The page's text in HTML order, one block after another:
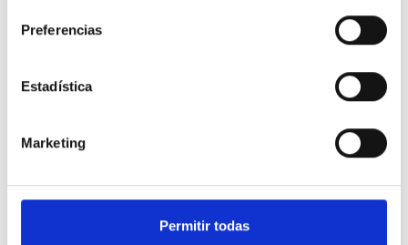
Preferencias
Estadística
Marketing
Permitir todas
cosas no s..
114 - La verdadera negación (10-07-
24)